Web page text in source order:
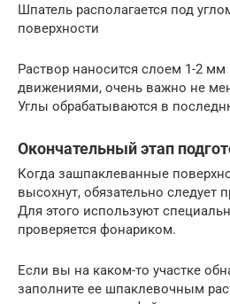
Шпатель располагается под
поверхности
Раствор наносится слоем 1-2
движениями, очень важно не
Углы обрабатываются в
Окончательный этап
Когда зашпаклеванные
высохнут, обязательно следует
Для этого используют
проверяется фонариком.
Если вы на каком-то участке
заполните ее шпаклевочным